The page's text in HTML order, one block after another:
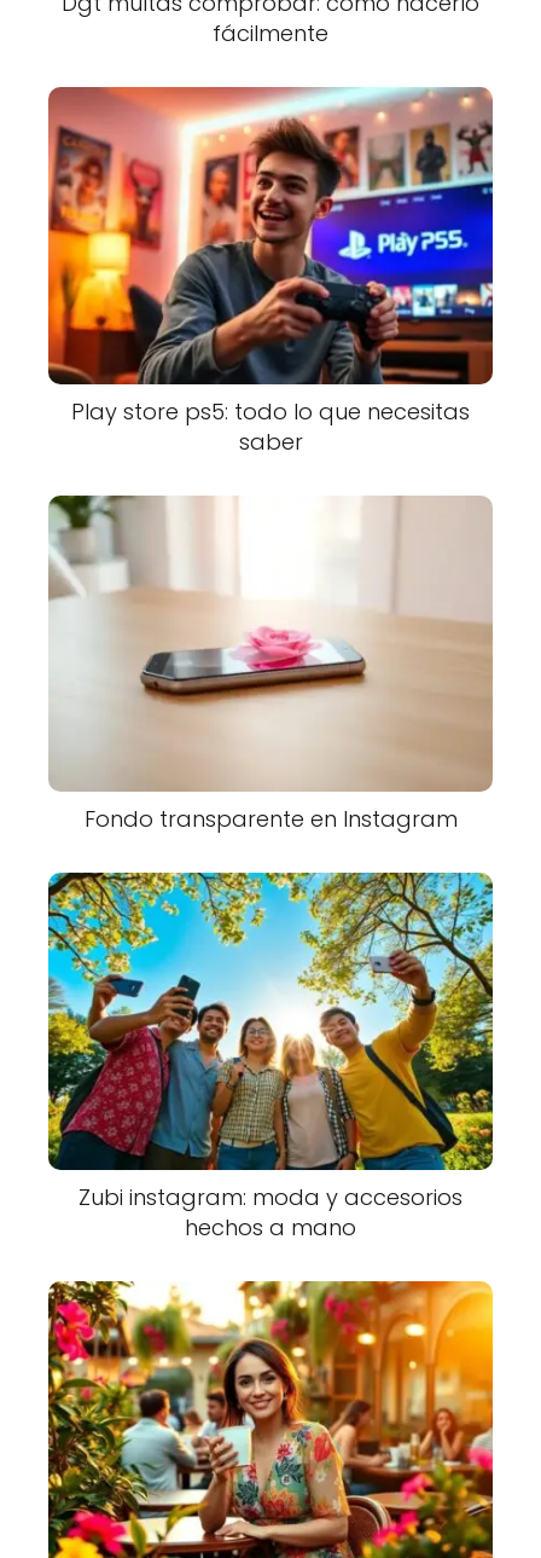
fácilmente
Play store ps5: todo lo que necesitas
saber
Fondo transparente en Instagram
Zubi instagram: moda y accesorios
hechos a mano